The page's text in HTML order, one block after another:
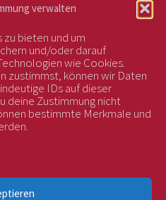
verwalten
bieten und um
und/oder darauf
wie Cookies.
zustimmst, können wir Daten
IDs auf dieser
deine Zustimmung nicht
bestimmte Merkmale und